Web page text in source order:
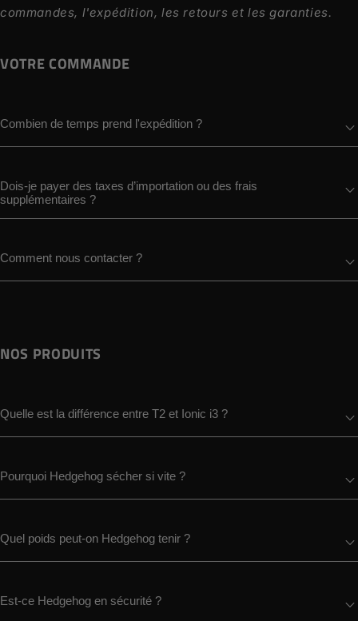
commandes, l'expédition, les retours et les garanties.
VOTRE COMMANDE
Combien de temps prend l'expédition ?
Dois-je payer des taxes d’importation ou des frais
supplémentaires ?
Comment nous contacter ?
NOS PRODUITS
Quelle est la différence entre T2 et Ionic i3 ?
Pourquoi Hedgehog sécher si vite ?
Quel poids peut-on Hedgehog tenir ?
Est-ce Hedgehog en sécurité ?